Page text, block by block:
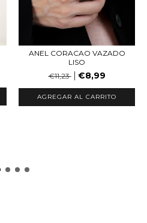
ANEL CORACAO VAZADO
LISO
€11,23
€8,99
AGREGAR AL CARRITO